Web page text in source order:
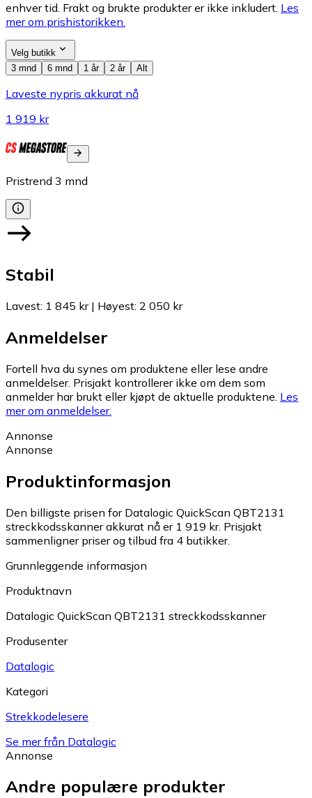
enhver tid. Frakt og brukte produkter er ikke inkludert. Les
mer om prishistorikken.
Velg butikk
3 mnd
6 mnd 1 år 2 år Alt
Laveste nypris akkurat nå
1 919 kr
Pristrend 3 mnd
Stabil
Lavest: 1 845 kr| Høyest: 2 050 kr
Anmeldelser
Fortell hva du synes om produktene eller lese andre
anmeldelser. Prisjakt kontrollerer ikke om dem som
anmelder har brukt eller kjøpt de aktuelle produktene. Les
mer om anmeldelser.
Annonse
Annonse
Produktinformasjon
Den billigste prisen for Datalogic QuickScan QBT2131
streckkodsskanner akkurat nå er 1 919 kr. Prisjakt
sammenligner priser og tilbud fra 4 butikker.
Grunnleggende informasjon
Produktnavn
Datalogic QuickScan QBT2131 streckkodsskanner
Produsenter
Datalogic
Kategori
Strekkodelesere
Se mer från Datalogic
Annonse
Andre populære produkter